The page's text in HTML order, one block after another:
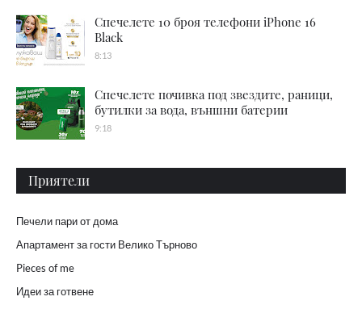
Спечелете 10 броя телефони iPhone 16
Black
8:13
Спечелете почивка под звездите, раници,
бутилки за вода, външни батерии
9:18
Приятели
Печели пари от дома
Апартамент за гости Велико Търново
Pieces of me
Идеи за готвене